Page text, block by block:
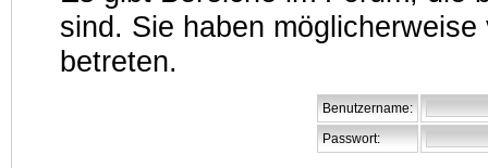
sind. Sie haben
betreten.
Benutzername:
Passwort: